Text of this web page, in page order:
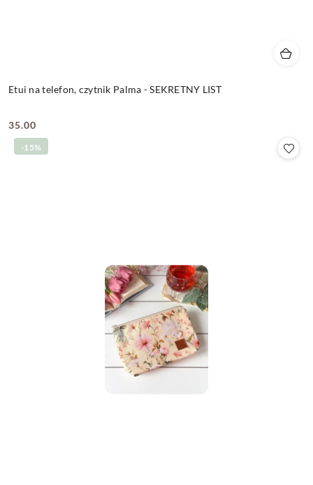
Etui na telefon, czytnik Palma - SEKRETNY LIST
Cena:
35.00
-15%